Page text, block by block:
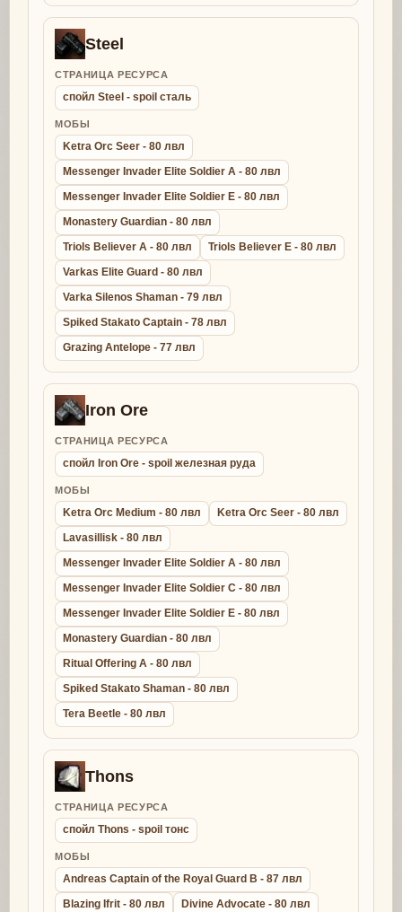
Steel
СТРАНИЦА РЕСУРСА
спойл Steel - spoil сталь
МОБЫ
Ketra Orc Seer - 80 лвл
Messenger Invader Elite Soldier A - 80 лвл
Messenger Invader Elite Soldier E - 80 лвл
Monastery Guardian - 80 лвл
Triols Believer A - 80 лвл
Triols Believer E - 80 лвл
Varkas Elite Guard - 80 лвл
Varka Silenos Shaman - 79 лвл
Spiked Stakato Captain - 78 лвл
Grazing Antelope - 77 лвл
Iron Ore
СТРАНИЦА РЕСУРСА
спойл Iron Ore - spoil железная руда
МОБЫ
Ketra Orc Medium - 80 лвл
Ketra Orc Seer - 80 лвл
Lavasillisk - 80 лвл
Messenger Invader Elite Soldier A - 80 лвл
Messenger Invader Elite Soldier C - 80 лвл
Messenger Invader Elite Soldier E - 80 лвл
Monastery Guardian - 80 лвл
Ritual Offering A - 80 лвл
Spiked Stakato Shaman - 80 лвл
Tera Beetle - 80 лвл
Thons
СТРАНИЦА РЕСУРСА
спойл Thons - spoil тонс
МОБЫ
Andreas Captain of the Royal Guard B - 87 лвл
Blazing Ifrit - 80 лвл
Divine Advocate - 80 лвл